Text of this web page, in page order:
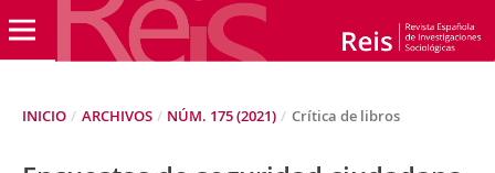
INICIO / ARCHIVOS / NÚM. 175 (2021) / Crítica de libros